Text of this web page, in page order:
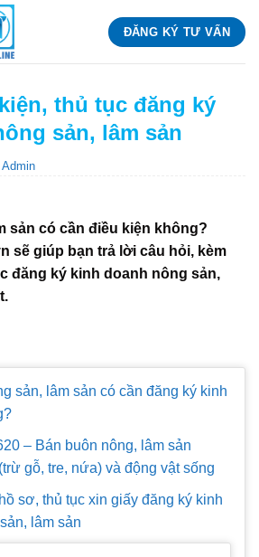
ĐĂNG KÝ TƯ VẤN
thủ tục đăng ký
sản, lâm sản
Admin
sản có cần điều kiện không?
sẽ giúp bạn trả lời câu hỏi, kèm
đăng ký kinh doanh nông sản,
sản, lâm sản có cần đăng ký kinh
– Bán buôn nông, lâm sản
gỗ, tre, nứa) và động vật sống
sơ, thủ tục xin giấy đăng ký kinh
lâm sản